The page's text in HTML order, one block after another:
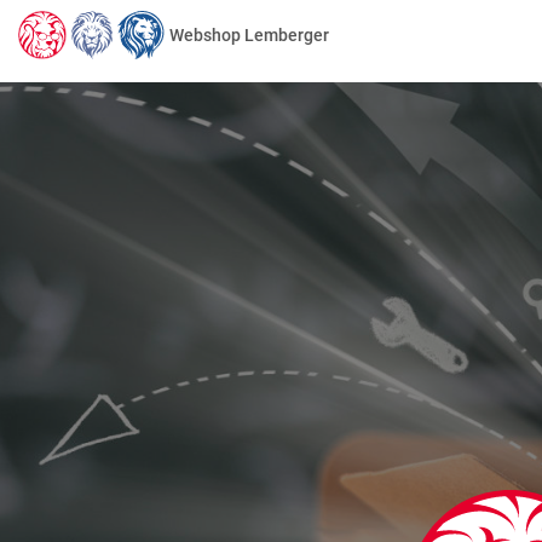
Webshop Lemberger